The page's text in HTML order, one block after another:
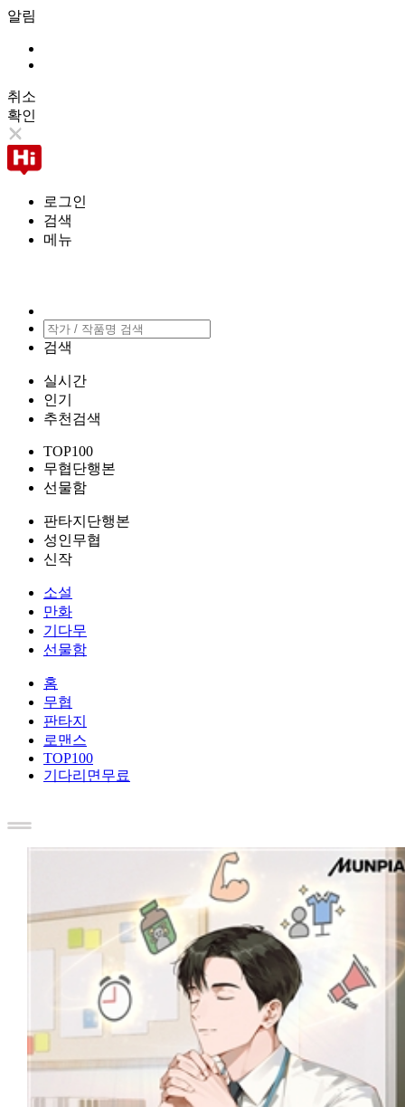
알림
취소
확인
로그인
검색
메뉴
검색
실시간
인기
추천검색
TOP100
무협단행본
선물함
판타지단행본
성인무협
신작
소설
만화
기다무
선물함
홈
무협
판타지
로맨스
TOP100
기다리면무료